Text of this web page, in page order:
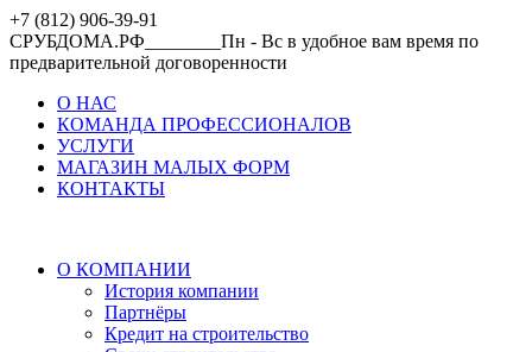
+7 (812) 906-39-91
СРУБДОМА.РФ________Пн - Вс в удобное вам время по
предварительной договоренности
О НАС
КОМАНДА ПРОФЕССИОНАЛОВ
УСЛУГИ
МАГАЗИН МАЛЫХ ФОРМ
КОНТАКТЫ
О КОМПАНИИ
История компании
Партнёры
Кредит на строительство